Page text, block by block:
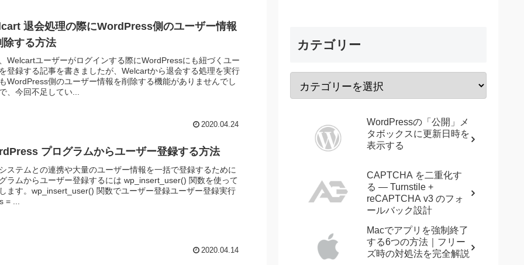
退会処理の際にWordPress側のユーザー情報
除する方法
Welcartユーザーがログインする際にWordPressにも紐づくユー
登録する記事を書きましたが、Welcartから退会する処理を実行
WordPress側のユーザー情報を削除する機能がありませんでし
、今回不足してい...
2020.04.24
プログラムからユーザー登録する方法
ステムとの連携や大量のユーザー情報を一括で登録するために
ラムからユーザー登録するには wp_insert_user() 関数を使って
ます。wp_insert_user() 関数でユーザー登録ユーザー登録実行
= ...
2020.04.14
カテゴリー
WordPressの「公開」メ
タボックスに更新日時を
表示する
CAPTCHA を二重化す
る — Turnstile +
reCAPTCHA v3 のフォ
ールバック設計
Macでアプリを強制終了
する6つの方法｜フリー
ズ時の対処法を完全解説